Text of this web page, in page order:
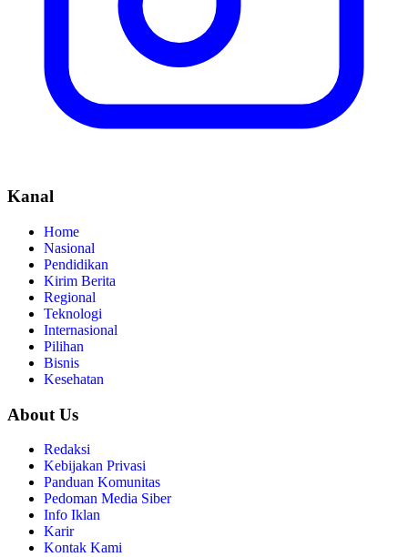
Kanal
Home
Nasional
Pendidikan
Kirim Berita
Regional
Teknologi
Internasional
Pilihan
Bisnis
Kesehatan
About Us
Redaksi
Kebijakan Privasi
Panduan Komunitas
Pedoman Media Siber
Info Iklan
Karir
Kontak Kami